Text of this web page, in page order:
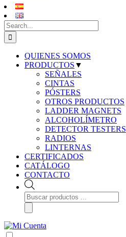
Search
for:
QUIENES SOMOS
PRODUCTOS ▼
SEÑALES
CINTAS
PÓSTERS
OTROS PRODUCTOS
LADDER MAGNETS
ALCOHOLÍMETRO
DETECTOR TESTERS
RADIOS
LINTERNAS
CERTIFICADOS
CATÁLOGO
CONTACTO
Búsqueda
de
productos